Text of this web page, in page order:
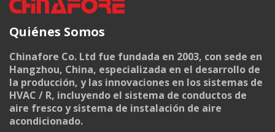
Quiénes Somos
Chinafore Co. Ltd fue fundada en 2003, con sede en
Hangzhou, China, especializada en el desarrollo de
la producción, y las innovaciones en los sistemas de
HVAC / R, incluyendo el sistema de conductos de
aire fresco y sistema de instalación de aire
acondicionado.